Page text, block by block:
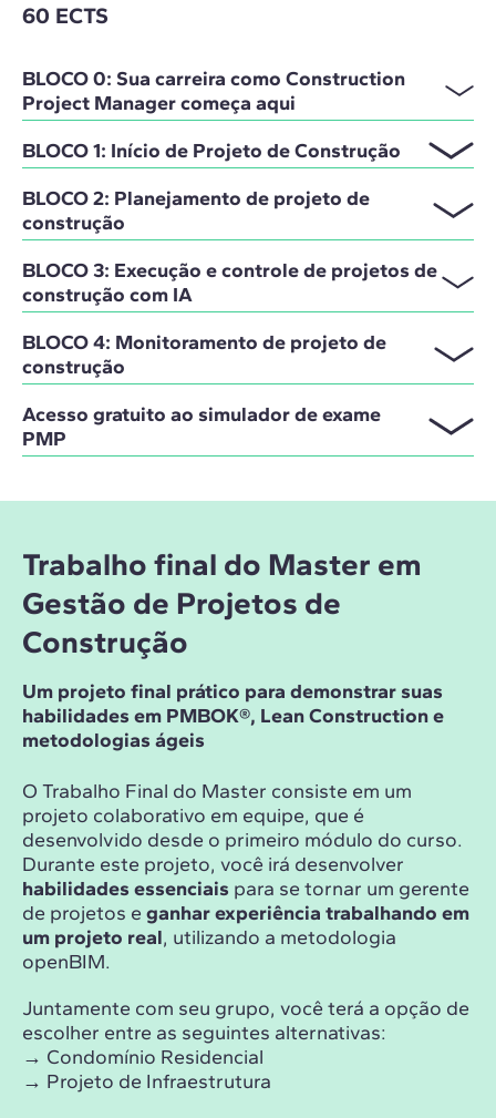
60 ECTS
BLOCO 0: Sua carreira como Construction
Project Manager começa aqui
BLOCO 1: Início de Projeto de Construção
BLOCO 2: Planejamento de projeto de
construção
BLOCO 3: Execução e controle de projetos de
construção com IA
BLOCO 4: Monitoramento de projeto de
construção
Acesso gratuito ao simulador de exame
PMP
Trabalho final do Master em
Gestão de Projetos de
Construção
Um projeto final prático para demonstrar suas
habilidades em PMBOK®, Lean Construction e
metodologias ágeis
O Trabalho Final do Master consiste em um
projeto colaborativo em equipe, que é
desenvolvido desde o primeiro módulo do curso.
Durante este projeto, você irá desenvolver
habilidades essenciais para se tornar um gerente
de projetos e ganhar experiência trabalhando em
um projeto real, utilizando a metodologia
openBIM.
Juntamente com seu grupo, você terá a opção de
escolher entre as seguintes alternativas:
→ Condomínio Residencial
→ Projeto de Infraestrutura